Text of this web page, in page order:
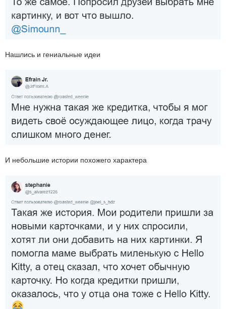
Нашлись и гениальные идеи
И небольшие истории похожего характера